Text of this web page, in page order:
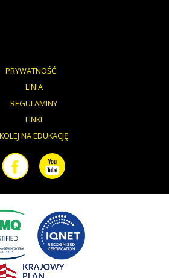
PRYWATNOŚĆ
LINIA
REGULAMINY
LINKI
KOLEJ NA EDUKACJĘ
Facebook
Youtube